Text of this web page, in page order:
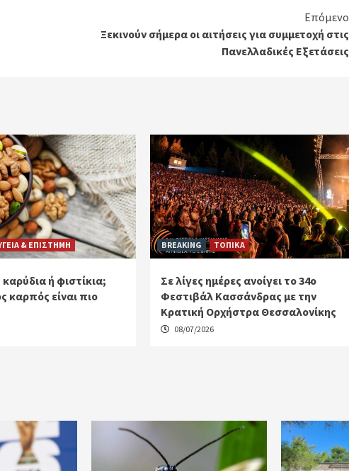
Επόμενο
Ξεκινούν σήμερα οι αιτήσεις για συμμετοχή στις
Πανελλαδικές Εξετάσεις
& ΕΠΙΣΤΗΜΗ
ή φιστίκια;
καρπός είναι πιο
BREAKING ΤΟΠΙΚΑ
Σε λίγες ημέρες ανοίγει το 34ο
Φεστιβάλ Κασσάνδρας με την
Κρατική Ορχήστρα Θεσσαλονίκης
08/07/2026